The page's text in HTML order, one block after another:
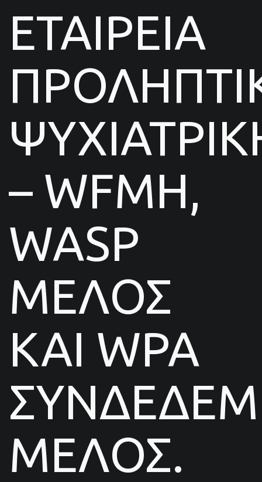
ΕΤΑΙΡΕΙΑ
– WFMH,
WASP
ΜΕΛΟΣ
ΚΑΙ WPA
ΜΕΛΟΣ.